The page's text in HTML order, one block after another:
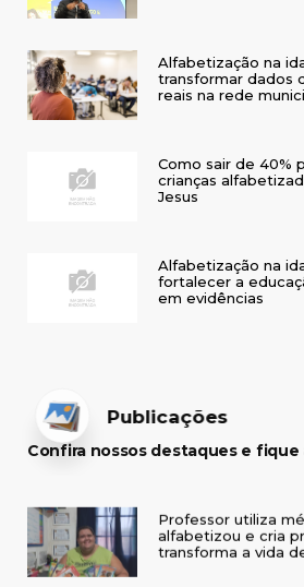
Alfabetização na
transformar dados
reais na rede
Como sair de 40%
crianças
Jesus
Alfabetização na
fortalecer a
em evidências
Publicações
Confira nossos destaques e
alfabetizou e cria
transforma a vida
do RS